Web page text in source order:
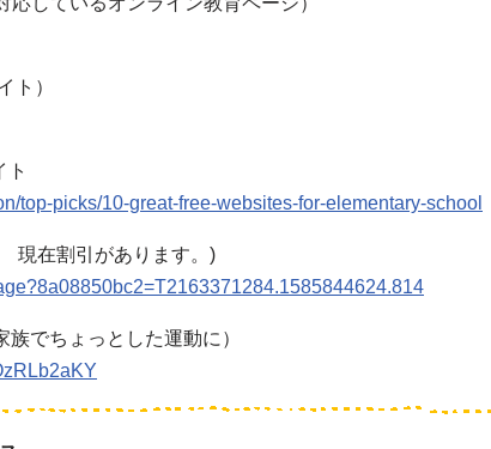
ト）
ト
top-picks/10-great-free-websites-for-elementary-school
現在割引があります。)
でちょっとした運動に）